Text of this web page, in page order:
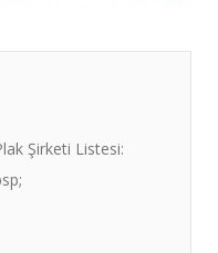
Şirketi Listesi: